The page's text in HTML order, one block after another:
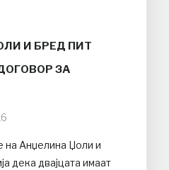
И БРЕД ПИТ
ЗА
на Анџелина Џоли и
дека двајцата имаат